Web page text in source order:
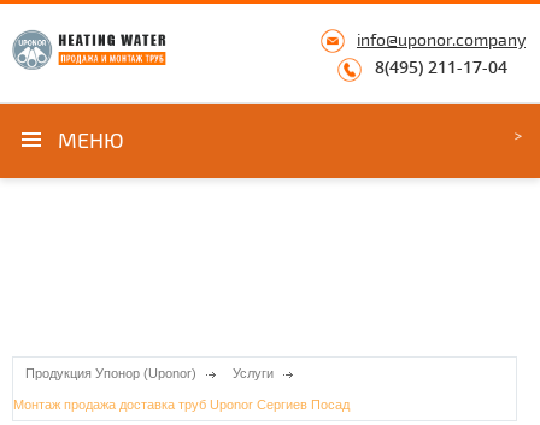
info@uponor.company
8(495) 211-17-04
МЕНЮ
Продукция Упонор (Uponor) Услуги
Монтаж продажа доставка труб Uponor Сергиев Посад